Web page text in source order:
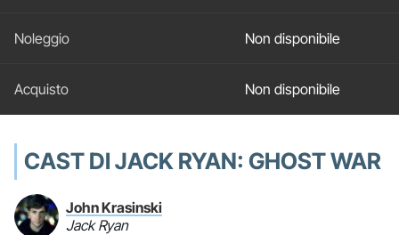
Non disponibile
Non disponibile
CAST DI JACK RYAN: GHOST WAR
John Krasinski
Jack Ryan